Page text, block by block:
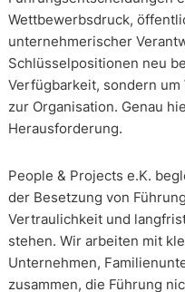
Wettbewerbsdruck,
unternehmerischer
Schlüsselpositionen neu
Verfügbarkeit, sondern
zur Organisation. Genau
Herausforderung.
People & Projects e.K.
der Besetzung von
Vertraulichkeit und
stehen. Wir arbeiten mit
Unternehmen,
zusammen, die Führung